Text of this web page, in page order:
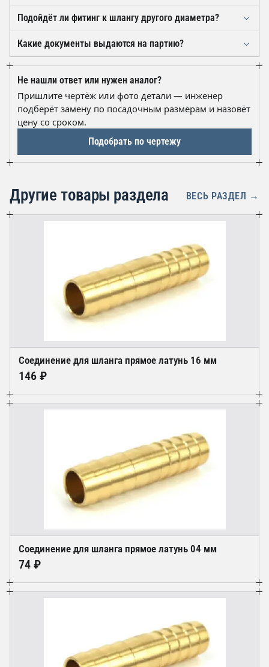
Рабочее давление — до 10 атм при условии, что
каждый из трёх штуцеров зафиксирован хомутом. В
пневмосистемах с пульсацией рекомендуем
оставлять запас и периодически проверять затяжку
хомутов.
Подойдёт ли фитинг к шлангу другого диаметра?
Штуцеры рассчитаны на внутренний диаметр рукава
10 мм. Для 8 или 12 мм нужен другой типоразмер:
натяжка «через силу» рвёт шланг, а свободная
посадка даёт течь. Если сомневаетесь в размере,
пришлите чертёж или фото детали — подберём
замену.
Какие документы выдаются на партию?
На каждую отгрузку оформляется паспорт качества с
указанием материала и типоразмера, а также
товарные документы. По запросу предоставим
сопроводительные бумаги по требованиям ТР ЕАЭС
для вашей приёмки.
Не нашли ответ или нужен аналог?
Пришлите чертёж или фото детали — инженер
подберёт замену по посадочным размерам и назовёт
цену со сроком.
Подобрать по чертежу
Другие товары раздела ВЕСЬ РАЗДЕЛ →
Соединение для шланга прямое латунь 16 мм
146 ₽
Соединение для шланга прямое латунь 04 мм
74 ₽